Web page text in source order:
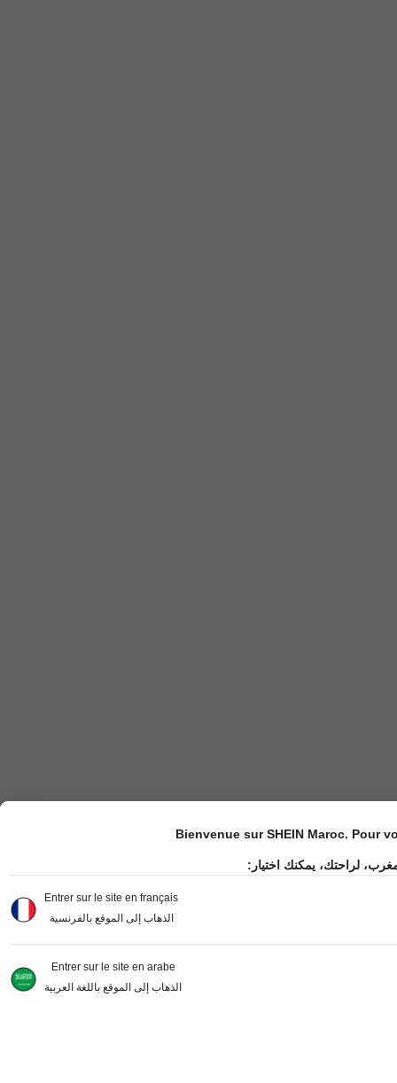
Bienvenue sur SHEIN Maroc. Pour
لراحتك، يمكنك اختيار:
Entrer sur le site en français
الذهاب إلى الموقع بالفرنسية
Entrer sur le site en arabe
الذهاب إلى الموقع باللغة العربية